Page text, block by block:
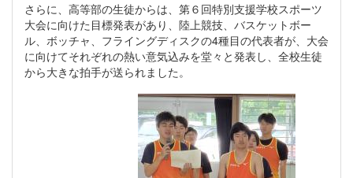
さらに、高等部の生徒からは、第６回特別支援学校スポーツ
大会に向けた目標発表があり、陸上競技、バスケットボー
ル、ボッチャ、フライングディスクの4種目の代表者が、大会
に向けてそれぞれの熱い意気込みを堂々と発表し、全校生徒
から大きな拍手が送られました。